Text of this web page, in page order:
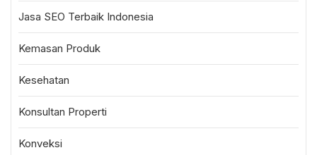
Jasa SEO Terbaik Indonesia
Kemasan Produk
Kesehatan
Konsultan Properti
Konveksi